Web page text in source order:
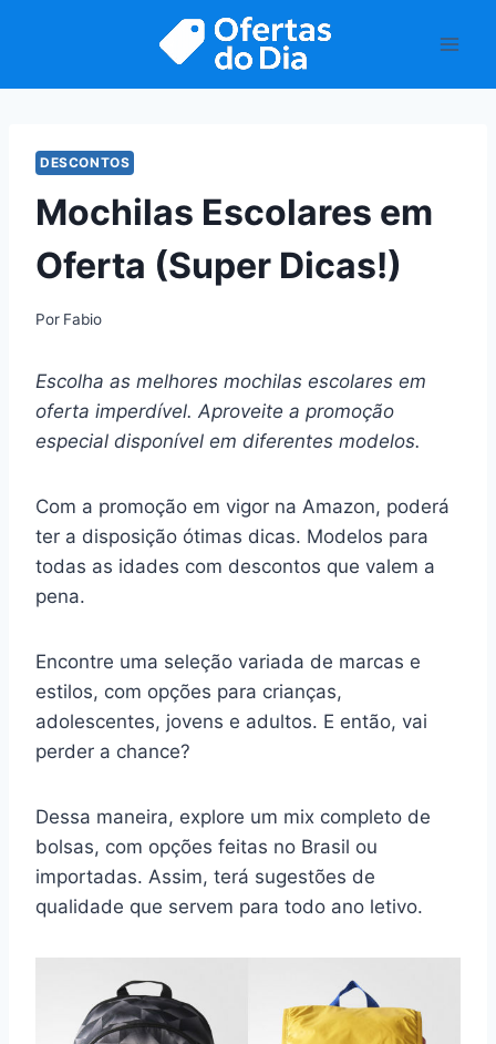
DESCONTOS
Mochilas Escolares em
Oferta (Super Dicas!)
Por Fabio
Escolha as melhores mochilas escolares em
oferta imperdível. Aproveite a promoção
especial disponível em diferentes modelos.
Com a promoção em vigor na Amazon, poderá
ter a disposição ótimas dicas. Modelos para
todas as idades com descontos que valem a
pena.
Encontre uma seleção variada de marcas e
estilos, com opções para crianças,
adolescentes, jovens e adultos. E então, vai
perder a chance?
Dessa maneira, explore um mix completo de
bolsas, com opções feitas no Brasil ou
importadas. Assim, terá sugestões de
qualidade que servem para todo ano letivo.